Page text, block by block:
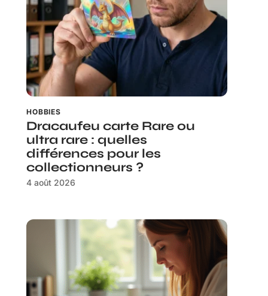
HOBBIES
Dracaufeu carte Rare ou
ultra rare : quelles
différences pour les
collectionneurs ?
4 août 2026